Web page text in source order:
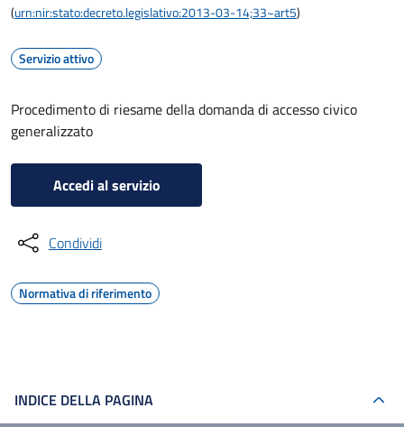
(urn:nir:stato:decreto.legislativo:2013-03-14;33~art5)
Servizio attivo
Procedimento di riesame della domanda di accesso civico
generalizzato
Accedi al servizio
Condividi
Normativa di riferimento
INDICE DELLA PAGINA